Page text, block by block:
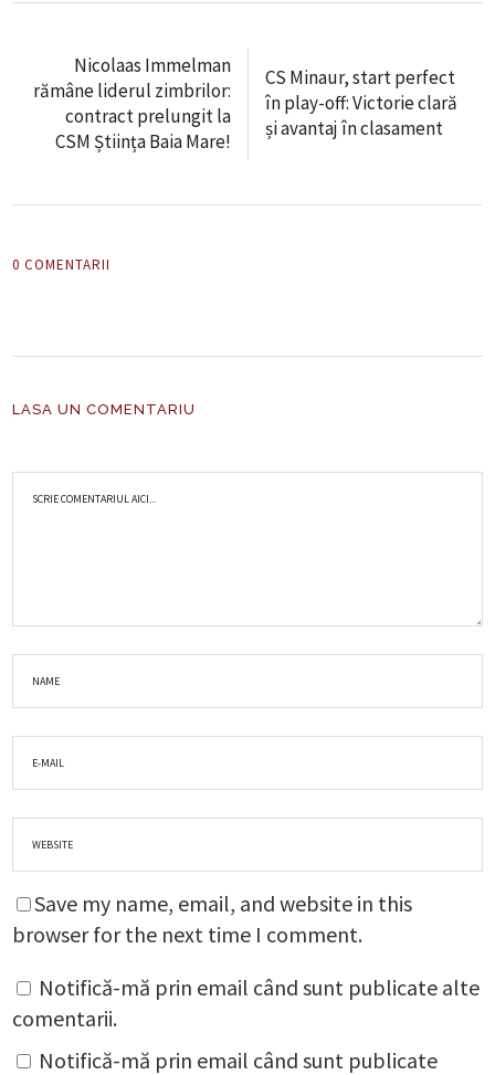
Nicolaas Immelman
rămâne liderul zimbrilor:
contract prelungit la
CSM Știința Baia Mare!
CS Minaur, start perfect
în play-off: Victorie clară
și avantaj în clasament
0 COMENTARII
LASA UN COMENTARIU
Save my name, email, and website in this
browser for the next time I comment.
Notifică-mă prin email când sunt publicate alte
comentarii.
Notifică-mă prin email când sunt publicate